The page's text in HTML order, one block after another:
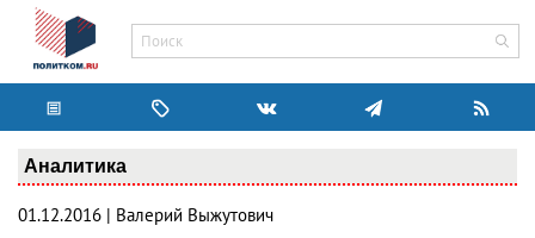
Аналитика
01.12.2016 | Валерий Выжутович